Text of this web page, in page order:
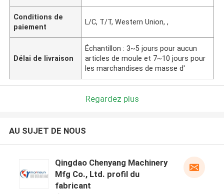
Conditions de
paiement
L/C, T/T, Western Union, ,
Délai de livraison
Échantillon : 3~5 jours pour aucun
articles de moule et 7~10 jours pour
les marchandises de masse d'
Regardez plus
AU SUJET DE NOUS
Qingdao Chenyang Machinery
Mfg Co., Ltd. profil du
fabricant